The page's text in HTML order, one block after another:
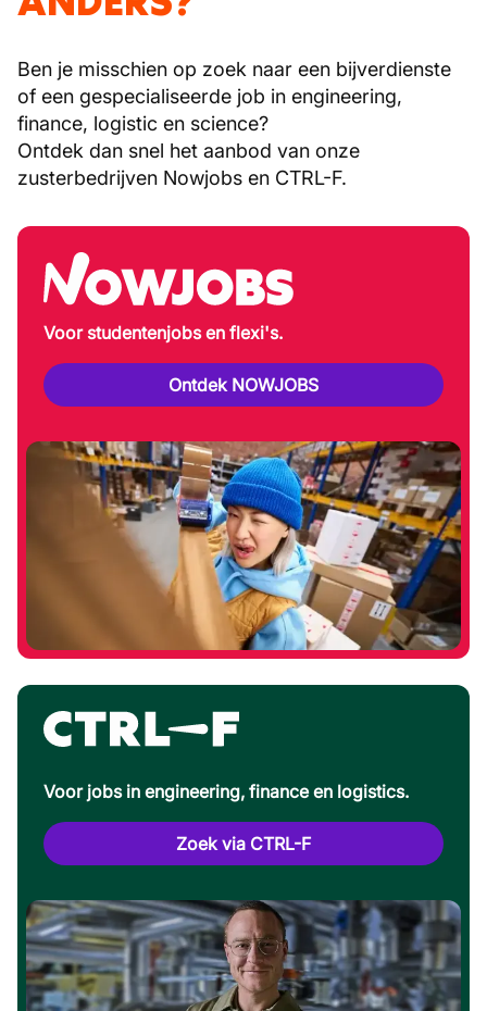
Ben je misschien op zoek naar een bijverdienste
of een gespecialiseerde job in engineering,
finance, logistic en science?
Ontdek dan snel het aanbod van onze
zusterbedrijven Nowjobs en CTRL-F.
Voor studentenjobs en flexi's.
Ontdek NOWJOBS
Voor jobs in engineering, finance en logistics.
Zoek via CTRL-F